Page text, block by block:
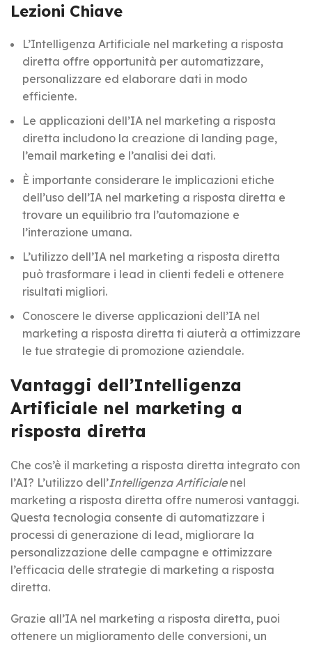
Lezioni Chiave
L’Intelligenza Artificiale nel marketing a risposta
diretta offre opportunità per automatizzare,
personalizzare ed elaborare dati in modo
efficiente.
Le applicazioni dell’IA nel marketing a risposta
diretta includono la creazione di landing page,
l’email marketing e l’analisi dei dati.
È importante considerare le implicazioni etiche
dell’uso dell’IA nel marketing a risposta diretta e
trovare un equilibrio tra l’automazione e
l’interazione umana.
L’utilizzo dell’IA nel marketing a risposta diretta
può trasformare i lead in clienti fedeli e ottenere
risultati migliori.
Conoscere le diverse applicazioni dell’IA nel
marketing a risposta diretta ti aiuterà a ottimizzare
le tue strategie di promozione aziendale.
Vantaggi dell’Intelligenza
Artificiale nel marketing a
risposta diretta
Che cos’è il marketing a risposta diretta integrato con
l’AI? L’utilizzo dell’Intelligenza Artificialenel
marketing a risposta diretta offre numerosi vantaggi.
Questa tecnologia consente di automatizzare i
processi di generazione di lead, migliorare la
personalizzazione delle campagne e ottimizzare
l’efficacia delle strategie di marketing a risposta
diretta.
Grazie all’IA nel marketing a risposta diretta, puoi
ottenere un miglioramento delle conversioni, un